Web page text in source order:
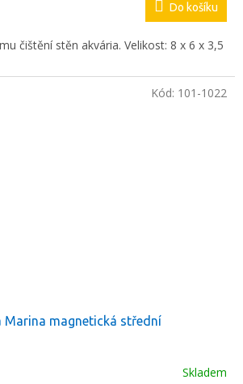
Do košíku
čištění stěn akvária. Velikost: 8 x 6 x 3,5
Marina magnetická střední
Skladem
Kód: 101-1022